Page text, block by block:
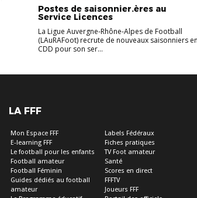
Postes de saisonnier.ères au
Service Licences
La Ligue Auvergne-Rhône-Alpes de Football
(LAuRAFoot) recrute de nouveaux saisonniers en
CDD pour son ser...
LA FFF
Mon Espace FFF
E-learning FFF
Le football pour les enfants
Football amateur
Football Féminin
Guides dédiés au football
amateur
Labels Fédéraux
Fiches pratiques
TV Foot amateur
Santé
Scores en direct
FFFTV
Joueurs FFF